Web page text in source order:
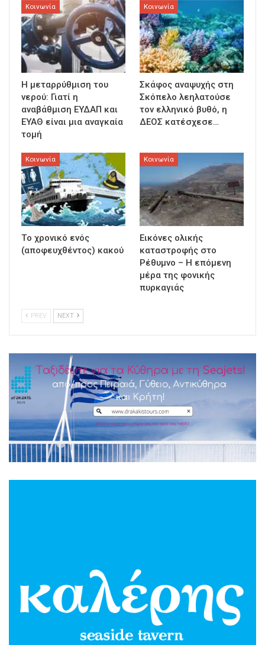
Κοινωνία
Η μεταρρύθμιση του
νερού: Γιατί η
αναβάθμιση ΕΥΔΑΠ και
ΕΥΑΘ είναι μια αναγκαία
τομή
Κοινωνία
Σκάφος αναψυχής στη
Σκόπελο λεηλατούσε
τον ελληνικό βυθό, η
ΔΕΟΣ κατέσχεσε…
Κοινωνία
Τo χρονικό ενός
(αποφευχθέντος) κακού
Κοινωνία
Εικόνες ολικής
καταστροφής στο
Ρέθυμνο – Η επόμενη
μέρα της φονικής
πυρκαγιάς
PREV NEXT